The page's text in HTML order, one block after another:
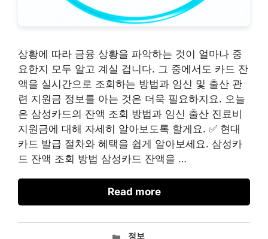
상황에 따라 금융 상황을 파악하는 것이 얼마나 중
요한지 모두 알고 계실 겁니다. 그 중에서도 카드 잔
액을 실시간으로 조회하는 방법과 임신 및 출산 관
련 지원금 정보를 아는 것은 더욱 필요하지요. 오늘
은 삼성카드의 잔액 조회 방법과 임신 출산 진료비
지원금에 대해 자세히 알아보도록 할게요. ✅ 현대
카드 발급 절차와 혜택을 쉽게 알아보세요. 삼성카
드 잔액 조회 방법 삼성카드 잔액을 …
Read more
카정보